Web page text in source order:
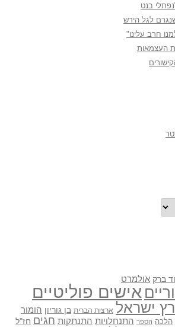
בנט
לגל הירש
העצמאות
ברק אולמרט
אישים פוליטיים
ישראל ארצות הברית בן גוריון הומור
הלכה הספר התנחלויות התנתקות חגים חז"ל